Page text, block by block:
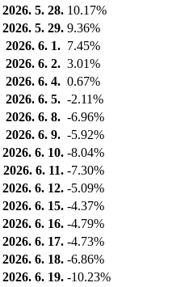
2026. 5. 28. 10.17%
2026. 5. 29. 9.36%
2026. 6. 1. 7.45%
2026. 6. 2. 3.01%
2026. 6. 4. 0.67%
2026. 6. 5. -2.11%
2026. 6. 8. -6.96%
2026. 6. 9. -5.92%
2026. 6. 10. -8.04%
2026. 6. 11. -7.30%
2026. 6. 12. -5.09%
2026. 6. 15. -4.37%
2026. 6. 16. -4.79%
2026. 6. 17. -4.73%
2026. 6. 18. -6.86%
2026. 6. 19. -10.23%